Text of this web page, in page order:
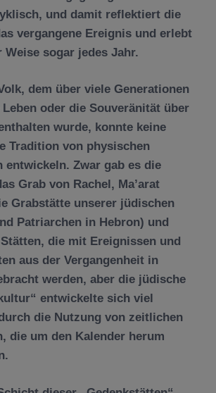
und damit reflektiert die
vergangene Ereignis und erlebt
Weise sogar jedes Jahr.
dem über viele Generationen
oder die Souveränität über
wurde, konnte keine
Tradition von physischen
entwickeln. Zwar gab es die
Grab von Rachel, Ma’arat
Grabstätte unserer jüdischen
Patriarchen in Hebron) und
die mit Ereignissen und
aus der Vergangenheit in
werden, aber die jüdische
entwickelte sich viel
die Nutzung von zeitlichen
die um den Kalender herum